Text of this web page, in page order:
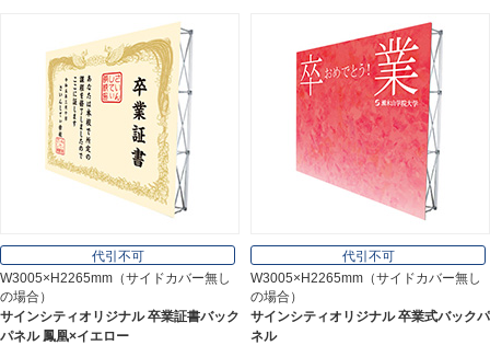
インテリア
Interior
オフィス用品
Office Supplies
ステンレス切文字
Stainless Sign
代引不可
W3005×H2265mm（サイドカバー無し
の場合）
サインシティオリジナル 卒業証書バック
パネル 鳳凰×イエロー
代引不可
W3005×H2265mm（サイドカバー無し
の場合）
サインシティオリジナル 卒業式バックパ
ネル